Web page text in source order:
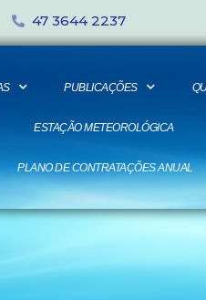
47 3644 2237
PUBLICAÇÕES
ESTAÇÃO METEOROLÓGICA
PLANO DE CONTRATAÇÕES ANUAL